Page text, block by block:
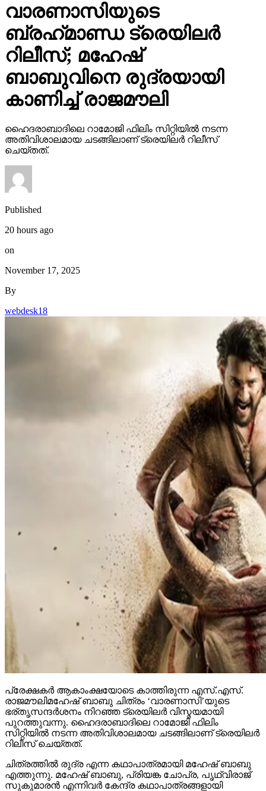
വാരണാസിയുടെ
ബ്രഹ്‌മാണ്ഡ ട്രെയിലര്‍
റിലീസ്; മഹേഷ്
ബാബുവിനെ രുദ്രയായി
കാണിച്ച് രാജമൗലി
ഹൈദരാബാദിലെ റാമോജി ഫിലിം സിറ്റിയില്‍ നടന്ന
അതിവിശാലമായ ചടങ്ങിലാണ് ട്രെയിലര്‍ റിലീസ്
ചെയ്തത്.
Published
20 hours ago
on
November 17, 2025
By
webdesk18
പ്രേക്ഷകര്‍ ആകാംക്ഷയോടെ കാത്തിരുന്ന എസ്.എസ്.
രാജമൗലിമഹേഷ് ബാബു ചിത്രം ‘വാരണാസി’യുടെ
ഭര്തൃസന്ദര്‍ശനം നിറഞ്ഞ ട്രെയിലര്‍ വിസ്മയമായി
പുറത്തുവന്നു. ഹൈദരാബാദിലെ റാമോജി ഫിലിം
സിറ്റിയില്‍ നടന്ന അതിവിശാലമായ ചടങ്ങിലാണ് ട്രെയിലര്‍
റിലീസ് ചെയ്തത്.
ചിത്രത്തില്‍ രുദ്ര എന്ന കഥാപാത്രമായി മഹേഷ് ബാബു
എത്തുന്നു. മഹേഷ് ബാബു, പ്രിയങ്ക ചോപ്ര, പൃഥ്വിരാജ്
സുകുമാരന്‍ എന്നിവര്‍ കേന്ദ്ര കഥാപാത്രങ്ങളായി